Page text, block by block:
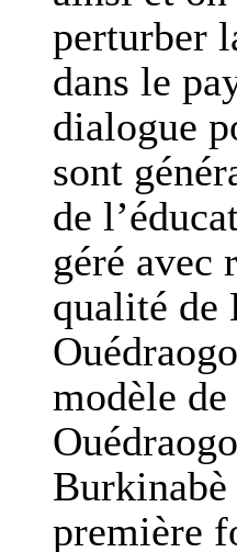
perturber
dans le
dialogue
sont
de
géré avec
qualité de
modèle
première